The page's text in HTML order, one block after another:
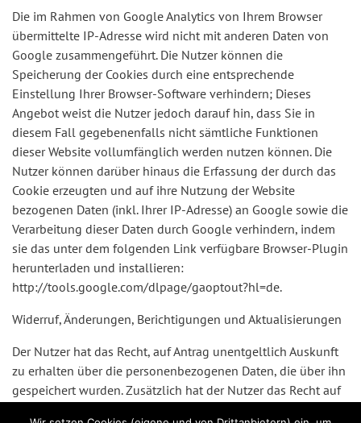
Die im Rahmen von Google Analytics von Ihrem Browser
übermittelte IP-Adresse wird nicht mit anderen Daten von
Google zusammengeführt. Die Nutzer können die
Speicherung der Cookies durch eine entsprechende
Einstellung Ihrer Browser-Software verhindern; Dieses
Angebot weist die Nutzer jedoch darauf hin, dass Sie in
diesem Fall gegebenenfalls nicht sämtliche Funktionen
dieser Website vollumfänglich werden nutzen können. Die
Nutzer können darüber hinaus die Erfassung der durch das
Cookie erzeugten und auf ihre Nutzung der Website
bezogenen Daten (inkl. Ihrer IP-Adresse) an Google sowie die
Verarbeitung dieser Daten durch Google verhindern, indem
sie das unter dem folgenden Link verfügbare Browser-Plugin
herunterladen und installieren:
http://tools.google.com/dlpage/gaoptout?hl=de.
Widerruf, Änderungen, Berichtigungen und Aktualisierungen
Der Nutzer hat das Recht, auf Antrag unentgeltlich Auskunft
zu erhalten über die personenbezogenen Daten, die über ihn
gespeichert wurden. Zusätzlich hat der Nutzer das Recht auf